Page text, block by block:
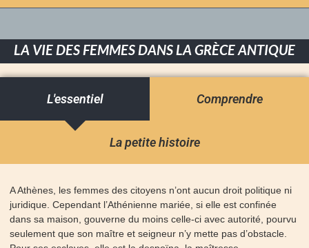
LA VIE DES FEMMES DANS LA GRÈCE ANTIQUE
L'essentiel Comprendre
La petite histoire
A Athènes, les femmes des citoyens n’ont aucun droit politique ni
juridique. Cependant l’Athénienne mariée, si elle est confinée
dans sa maison, gouverne du moins celle-ci avec autorité, pourvu
seulement que son maître et seigneur n’y mette pas d’obstacle.